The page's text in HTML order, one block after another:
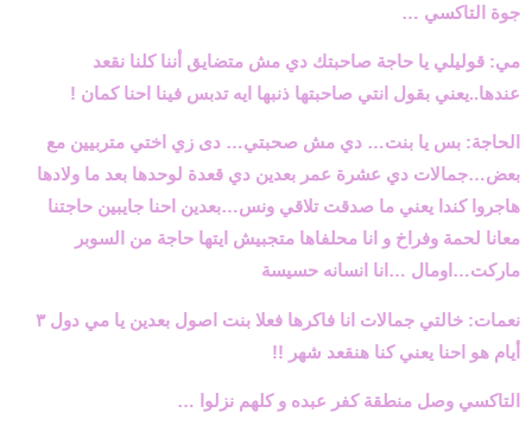
جوة التاكسي …
مي: قوليلي يا حاجة صاحبتك دي مش متضايق أننا كلنا نقعد
عندها..يعني بقول انتي صاحبتها ذنبها ايه تدبس فينا احنا كمان !
الحاجة: بس يا بنت… دي مش صحبتي… دى زي اختي متربيين مع
بعض…جمالات دي عشرة عمر بعدين دي قعدة لوحدها بعد ما ولادها
هاجروا كندا يعني ما صدقت تلاقي ونس…بعدين احنا جايبين حاجتنا
معانا لحمة وفراخ و انا محلفاها متجبيش ايتها حاجة من السوبر
ماركت…اومال …انا انسانه حسيسة
نعمات: خالتي جمالات انا فاكرها فعلا بنت اصول بعدين يا مي دول ٣
أيام هو احنا يعني كنا هنقعد شهر !!
التاكسي وصل منطقة كفر عبده و كلهم نزلوا …